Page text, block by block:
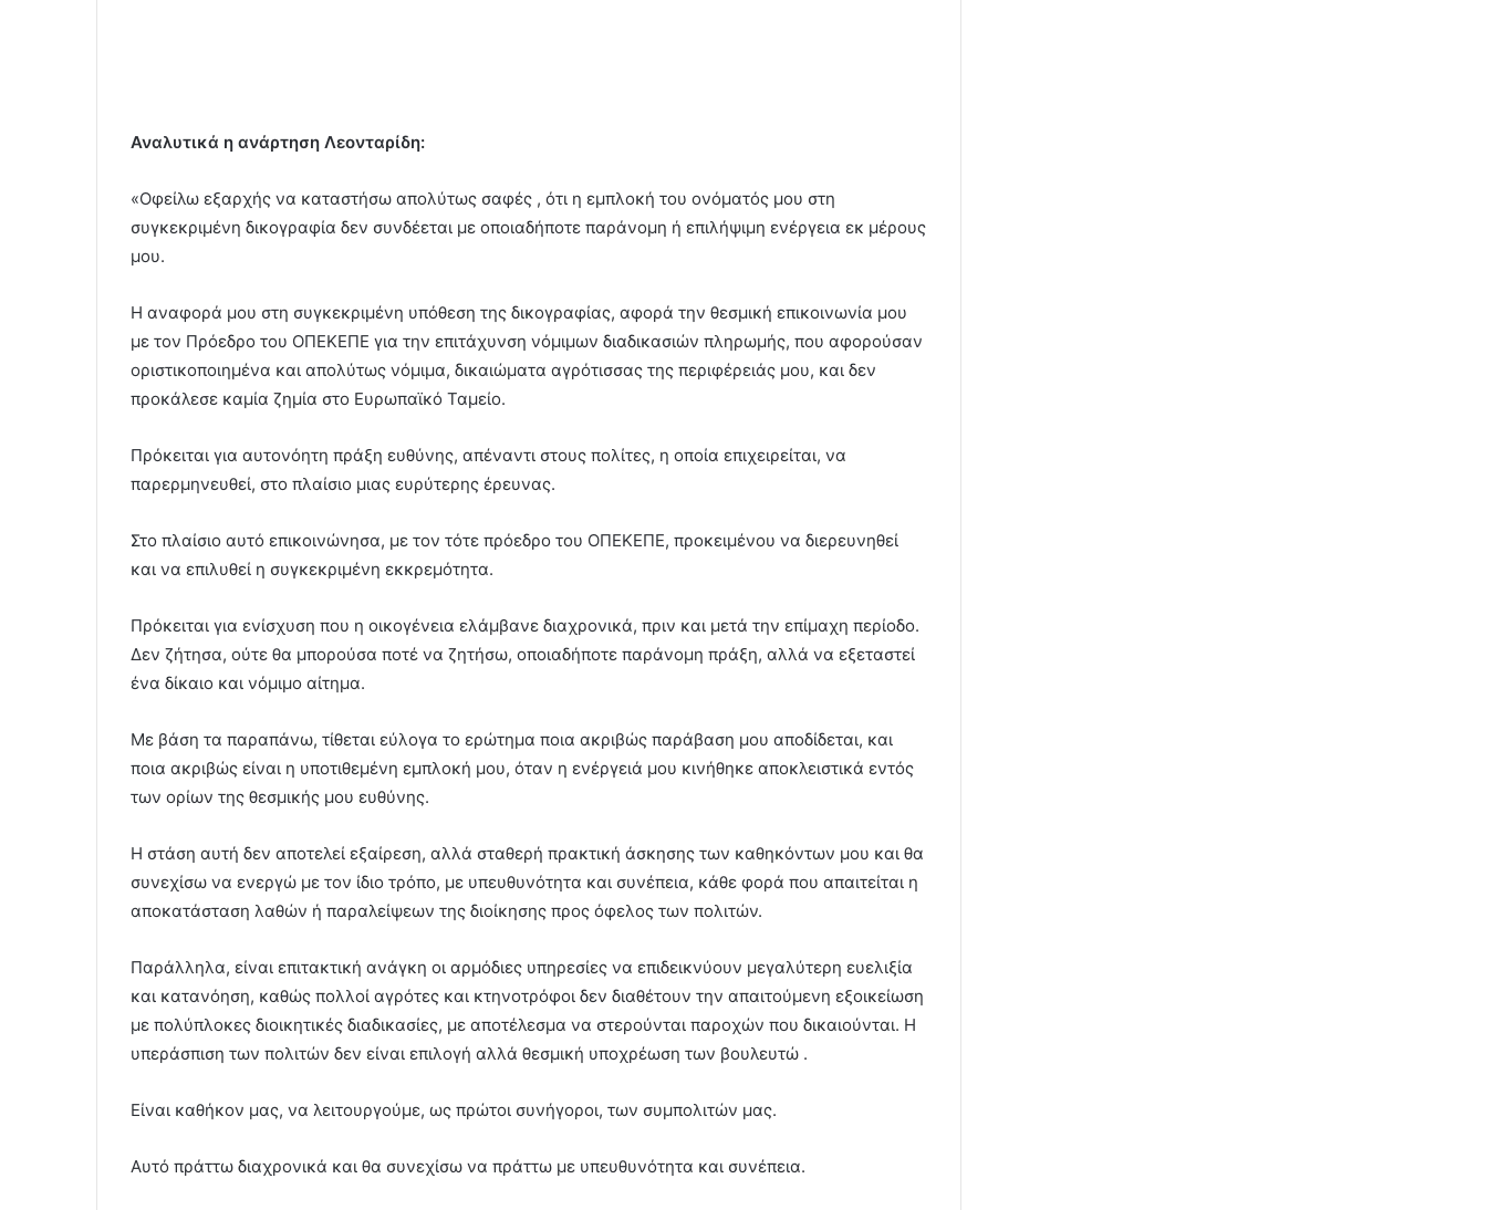
Αναλυτικά η ανάρτηση Λεονταρίδη:
«Οφείλω εξαρχής να καταστήσω απολύτως σαφές , ότι η εμπλοκή του ονόματός μου στη
συγκεκριμένη δικογραφία δεν συνδέεται με οποιαδήποτε παράνομη ή επιλήψιμη ενέργεια εκ μέρους
μου.
Η αναφορά μου στη συγκεκριμένη υπόθεση της δικογραφίας, αφορά την θεσμική επικοινωνία μου
με τον Πρόεδρο του ΟΠΕΚΕΠΕ για την επιτάχυνση νόμιμων διαδικασιών πληρωμής, που αφορούσαν
οριστικοποιημένα και απολύτως νόμιμα, δικαιώματα αγρότισσας της περιφέρειάς μου, και δεν
προκάλεσε καμία ζημία στο Ευρωπαϊκό Ταμείο.
Πρόκειται για αυτονόητη πράξη ευθύνης, απέναντι στους πολίτες, η οποία επιχειρείται, να
παρερμηνευθεί, στο πλαίσιο μιας ευρύτερης έρευνας.
Στο πλαίσιο αυτό επικοινώνησα, με τον τότε πρόεδρο του ΟΠΕΚΕΠΕ, προκειμένου να διερευνηθεί
και να επιλυθεί η συγκεκριμένη εκκρεμότητα.
Πρόκειται για ενίσχυση που η οικογένεια ελάμβανε διαχρονικά, πριν και μετά την επίμαχη περίοδο.
Δεν ζήτησα, ούτε θα μπορούσα ποτέ να ζητήσω, οποιαδήποτε παράνομη πράξη, αλλά να εξεταστεί
ένα δίκαιο και νόμιμο αίτημα.
Με βάση τα παραπάνω, τίθεται εύλογα το ερώτημα ποια ακριβώς παράβαση μου αποδίδεται, και
ποια ακριβώς είναι η υποτιθεμένη εμπλοκή μου, όταν η ενέργειά μου κινήθηκε αποκλειστικά εντός
των ορίων της θεσμικής μου ευθύνης.
Η στάση αυτή δεν αποτελεί εξαίρεση, αλλά σταθερή πρακτική άσκησης των καθηκόντων μου και θα
συνεχίσω να ενεργώ με τον ίδιο τρόπο, με υπευθυνότητα και συνέπεια, κάθε φορά που απαιτείται η
αποκατάσταση λαθών ή παραλείψεων της διοίκησης προς όφελος των πολιτών.
Παράλληλα, είναι επιτακτική ανάγκη οι αρμόδιες υπηρεσίες να επιδεικνύουν μεγαλύτερη ευελιξία
και κατανόηση, καθώς πολλοί αγρότες και κτηνοτρόφοι δεν διαθέτουν την απαιτούμενη εξοικείωση
με πολύπλοκες διοικητικές διαδικασίες, με αποτέλεσμα να στερούνται παροχών που δικαιούνται. Η
υπεράσπιση των πολιτών δεν είναι επιλογή αλλά θεσμική υποχρέωση των βουλευτώ .
Είναι καθήκον μας, να λειτουργούμε, ως πρώτοι συνήγοροι, των συμπολιτών μας.
Αυτό πράττω διαχρονικά και θα συνεχίσω να πράττω με υπευθυνότητα και συνέπεια.